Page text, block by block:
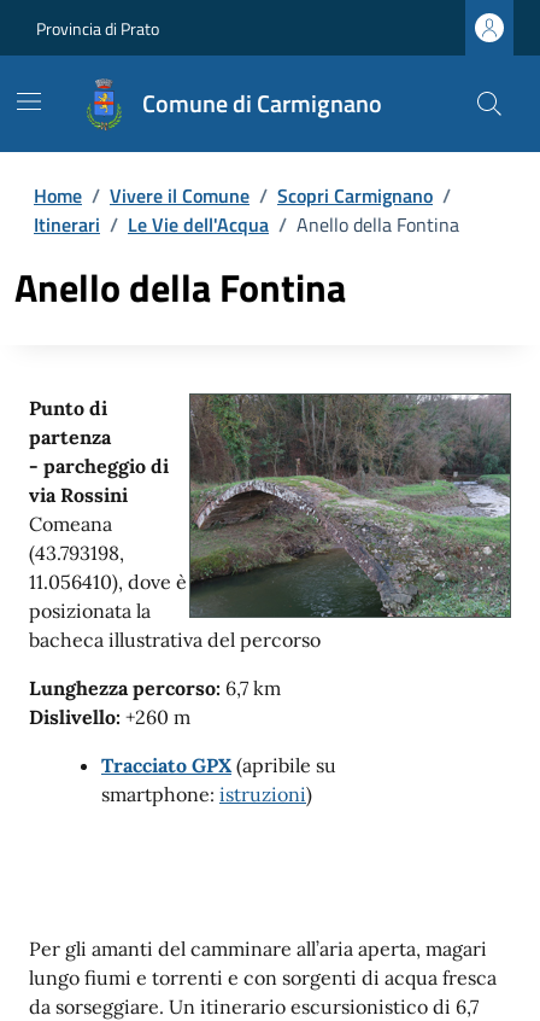
Provincia di Prato
Comune di Carmignano
Home / Vivere il Comune / Scopri Carmignano /
Itinerari / Le Vie dell'Acqua / Anello della Fontina
Anello della Fontina
Punto di
partenza
- parcheggio di
via Rossini
Comeana
(43.793198,
11.056410), dove è
posizionata la
bacheca illustrativa del percorso
Lunghezza percorso: 6,7 km
Dislivello: +260 m
Tracciato GPX(apribile su
smartphone: istruzioni)
Per gli amanti del camminare all’aria aperta, magari
lungo fiumi e torrenti e con sorgenti di acqua fresca
da sorseggiare. Un itinerario escursionistico di 6,7